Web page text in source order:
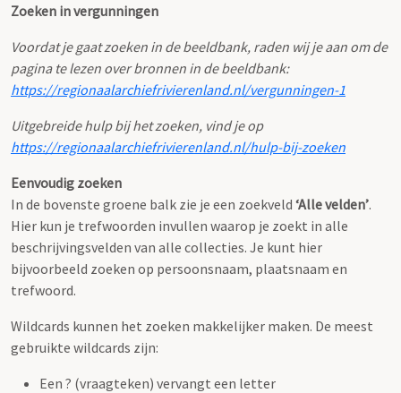
Zoeken in vergunningen
Voordat je gaat zoeken in de beeldbank, raden wij je aan om de
pagina te lezen over bronnen in de beeldbank:
https://regionaalarchiefrivierenland.nl/vergunningen-1
Uitgebreide hulp bij het zoeken, vind je op
https://regionaalarchiefrivierenland.nl/hulp-bij-zoeken
Eenvoudig zoeken
In de bovenste groene balk zie je een zoekveld ‘Alle velden’.
Hier kun je trefwoorden invullen waarop je zoekt in alle
beschrijvingsvelden van alle collecties. Je kunt hier
bijvoorbeeld zoeken op persoonsnaam, plaatsnaam en
trefwoord.
Wildcards kunnen het zoeken makkelijker maken. De meest
gebruikte wildcards zijn:
Een ? (vraagteken) vervangt een letter